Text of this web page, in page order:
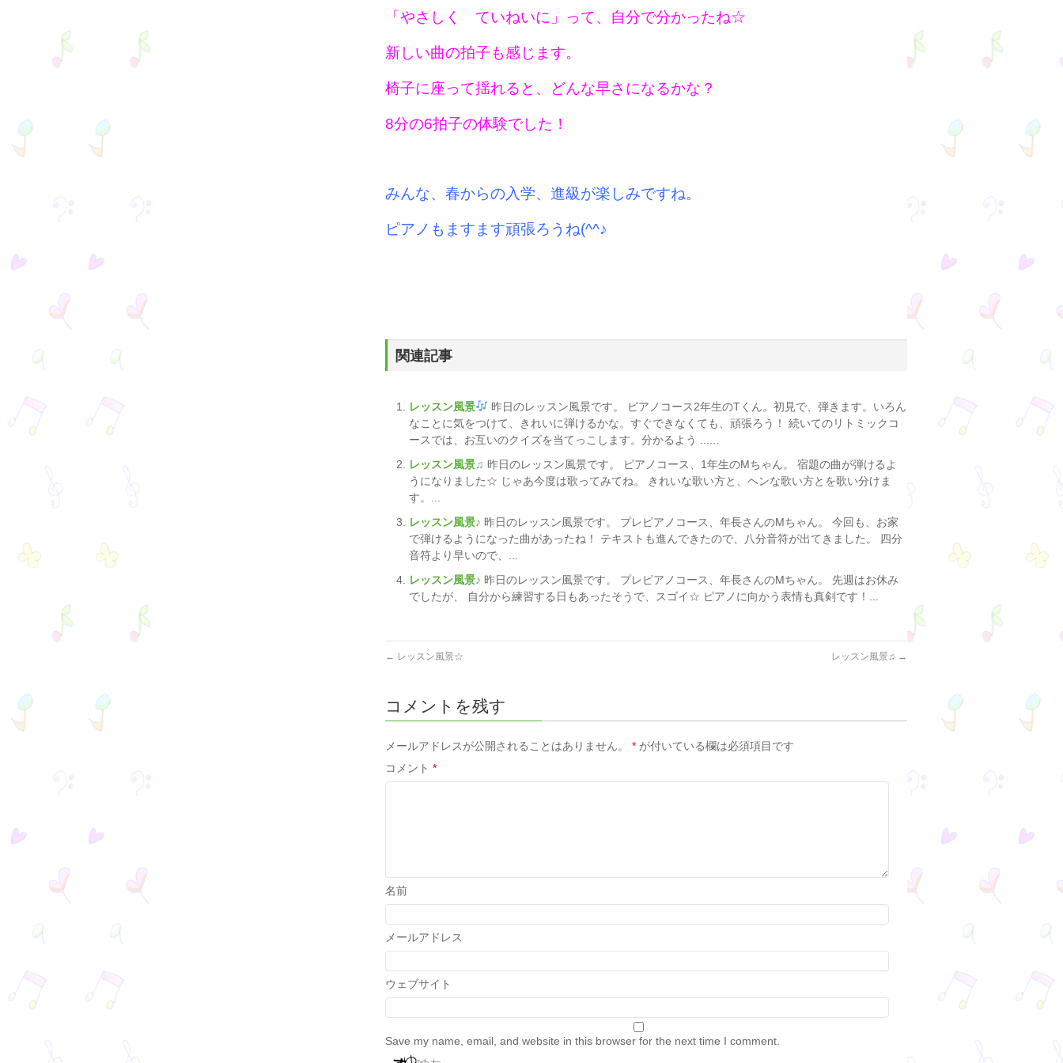
「やさしく ていねいに」って、自分で分かったね☆
新しい曲の拍子も感じます。
椅子に座って揺れると、どんな早さになるかな？
8分の6拍子の体験でした！
みんな、春からの入学、進級が楽しみですね。
ピアノもますます頑張ろうね(^^♪
関連記事
レッスン風景
昨日のレッスン風景です。 ピアノコース2年生のTくん。初見で、弾きます。いろん
なことに気をつけて、きれいに弾けるかな。すぐできなくても、頑張ろう！ 続いてのリトミックコ
ースでは、お互いのクイズを当てっこします。分かるよう ......
レッスン風景♫ 昨日のレッスン風景です。 ピアノコース、1年生のMちゃん。 宿題の曲が弾けるよ
うになりました☆ じゃあ今度は歌ってみてね。 きれいな歌い方と、ヘンな歌い方とを歌い分けま
す。...
レッスン風景♪ 昨日のレッスン風景です。 プレピアノコース、年長さんのMちゃん。 今回も、お家
で弾けるようになった曲があったね！ テキストも進んできたので、八分音符が出てきました。 四分
音符より早いので、...
レッスン風景♪ 昨日のレッスン風景です。 プレピアノコース、年長さんのMちゃん。 先週はお休み
でしたが、 自分から練習する日もあったそうで、スゴイ☆ ピアノに向かう表情も真剣です！...
← レッスン風景☆ レッスン風景♫ →
コメントを残す
メールアドレスが公開されることはありません。 * が付いている欄は必須項目です
コメント *
名前
メールアドレス
ウェブサイト
Save my name, email, and website in this browser for the next time I comment.